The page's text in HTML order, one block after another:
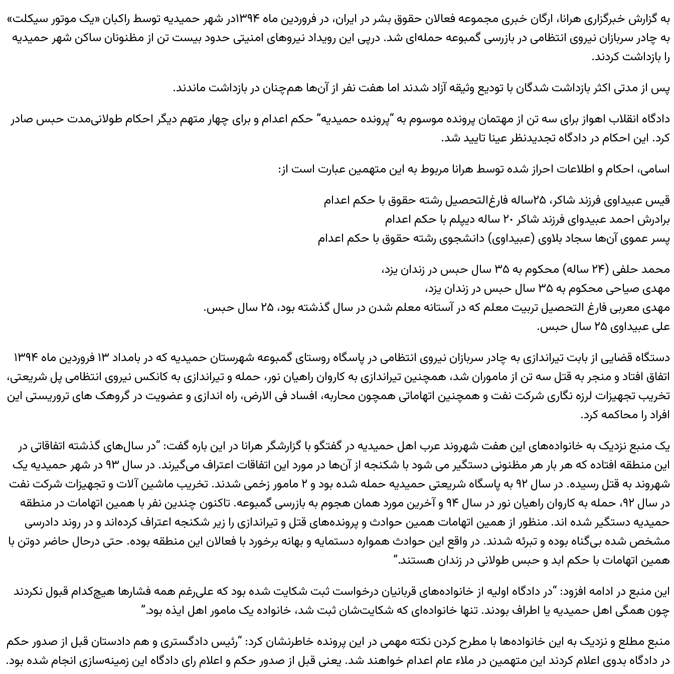
به گزارش خبرگزاری هرانا، ارگان خبری مجموعه فعالان حقوق بشر در ایران، در فروردین ماه ۱۳۹۴در شهر حمیدیه توسط راکبان «یک موتور سیکلت»
به چادر سربازان نیروی انتظامی در بازرسی گمبوعه حمله‌ای شد. درپی این رویداد نیروهای امنیتی حدود بیست تن از مظنونان ساکن شهر حمیدیه
را بازداشت کردند.
پس از مدتی اکثر بازداشت شدگان با تودیع وثیقه آزاد شدند اما هفت نفر از آن‌ها هم‌چنان در بازداشت ماندند.
دادگاه انقلاب اهواز براى سه تن از مهتمان پرونده موسوم به “پرونده حمیدیه” حکم اعدام و براى چهار متهم دیگر احکام طولانی‌مدت حبس صادر
کرد. این احکام در دادگاه تجدیدنظر عینا تایید شد.
اسامی، احکام و اطلاعات احراز شده توسط هرانا مربوط به این متهمین عبارت است از:
قیس عبیداوى فرزند شاکر، ٢۵ساله فارغ‌التحصیل رشته حقوق با حکم اعدام
برادرش احمد عبیدواى فرزند شاکر ٢٠ ساله دیپلم با حکم اعدام
پسر عموى آن‌ها سجاد بلاوی (عبیداوی) دانشجوی رشته حقوق با حکم اعدام
محمد حلفى (۲۴ ساله) محکوم به ۳۵ سال حبس در زندان یزد،
مهدى صیاحى محکوم به ۳۵ سال حبس در زندان یزد،
مهدى معربى فارغ التحصیل تربیت معلم که در آستانه معلم شدن در سال گذشته بود، ۲۵ سال حبس.
على عبیداوى ۲۵ سال حبس.
دستگاه قضایی از بابت تیراندازی به چادر سربازان نیروی انتظامی در پاسگاه روستای گمبوعه شهرستان حمیدیه که در بامداد ۱۳ فروردین‌ ماه ۱۳۹۴
اتفاق افتاد و منجر به قتل سه تن از ماموران شد، همچنین تیراندازی به کاروان راهیان نور، حمله و تیراندازی به کانکس نیروی انتظامی پل شریعتی،
تخریب تجهیزات لرزه نگاری شرکت نفت و همچنین اتهاماتی همچون محاربه، افساد فی الارض، راه اندازی و عضویت در گروهک های تروریستی این
افراد را محاکمه کرد.
یک منبع نزدیک به خانواده‌های این هفت شهروند عرب اهل حمیدیه در گفتگو با گزارشگر هرانا در این باره گفت: “در سال‌های گذشته اتفاقاتی در
این منطقه افتاده که هر بار هر مظنونی دستگیر می شود با شکنجه از آن‌ها در مورد این اتفاقات اعتراف می‌گیرند. در سال ۹۳ در شهر حمیدیه یک
شهروند به قتل رسیده. در سال ۹۲ به پاسگاه شریعتی حمیدیه حمله شده بود و ۲ مامور زخمی شدند. تخریب ماشین آلات و تجهیزات شرکت نفت
در سال ۹۲، حمله به کاروان راهیان نور در سال ۹۴ و آخرین مورد همان هجوم به بازرسی گمبوعه. تاکنون چندین نفر با همین اتهامات در منطقه
حمیدیه دستگیر شده اند. منظور از همین اتهامات همین حوادث و پرونده‌های قتل و تیراندازی را زیر شکنجه اعتراف کرده‌اند و در روند دادرسی
مشخص شده بی‌گناه بوده و تبرئه شدند. در واقع این حوادث همواره دستمایه و بهانه برخورد با فعالان این منطقه بوده. حتی درحال حاضر دوتن با
همین اتهامات با حکم ابد و حبس طولانی در زندان هستند.”
این منبع در ادامه افزود: “در دادگاه اولیه از خانواده‌های قربانیان درخواست ثبت شکایت شده بود که علی‌رغم همه فشارها هیچ‌کدام قبول نکردند
چون همگی اهل حمیدیه یا اطراف بودند. تنها خانواده‌ای که شکایت‌شان ثبت شد، خانواده یک مامور اهل ایذه بود.”
منبع مطلع و نزدیک به این خانواده‌ها با مطرح کردن نکته مهمی در این پرونده خاطرنشان کرد: “رئیس دادگستری و هم دادستان قبل از صدور حکم
در دادگاه بدوی اعلام کردند این متهمین در ملاء عام اعدام خواهند شد. یعنی قبل از صدور حکم و اعلام رای دادگاه این زمینه‌سازی انجام شده بود.